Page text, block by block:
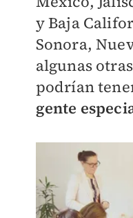
y Baja
Sonora,
algunas
podrían
gente